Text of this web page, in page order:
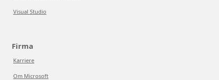
Visual Studio
Firma
Karriere
Om Microsoft